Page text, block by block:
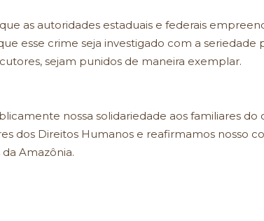
as autoridades estaduais e federais
esse crime seja investigado com a seriedade
sejam punidos de maneira exemplar.
nossa solidariedade aos familiares do
dos Direitos Humanos e reafirmamos nosso
Amazônia.